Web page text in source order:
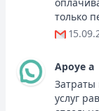
только
Apoye a
Затраты
услуг